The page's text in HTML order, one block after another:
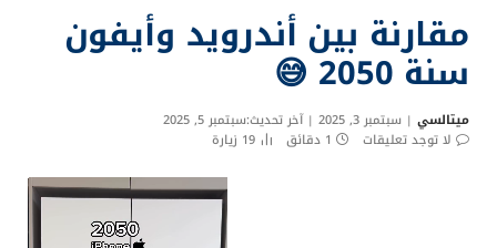
مقارنة بين أندرويد وأيفون
سنة 2050 😅
ميتالسي سبتمبر 3, 2025 آخر تحديث:سبتمبر 5, 2025
لا توجد تعليقات
1 دقائق 19 زيارة